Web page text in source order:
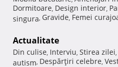
Dormitoare, Design interior,
singura, Gravide, Femei
Actualitate
Din culise, Interviu, Stirea zilei,
autism, Despărţiri celebre,